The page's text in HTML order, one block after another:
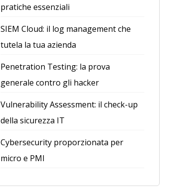
pratiche essenziali
SIEM Cloud: il log management che
tutela la tua azienda
Penetration Testing: la prova
generale contro gli hacker
Vulnerability Assessment: il check-up
della sicurezza IT
Cybersecurity proporzionata per
micro e PMI